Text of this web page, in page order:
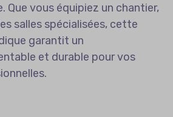
Que vous équipiez un chantier,
salles spécialisées, cette
garantit un
et durable pour vos